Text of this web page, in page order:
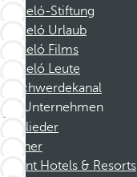
Barceló-Stiftung
Barceló Urlaub
Barceló Films
Barceló Leute
Beschwerdekanal
Unternehmen
Mitglieder
Partner
Dorint Hotels & Resorts